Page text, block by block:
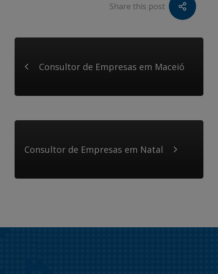
Share this post
Consultor de Empresas em Maceió
Consultor de Empresas em Natal